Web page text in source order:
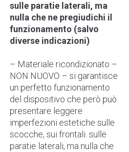
sulle paratie laterali, ma
nulla che ne pregiudichi il
funzionamento (salvo
diverse indicazioni)
– Materiale ricondizionato –
NON NUOVO – si garantisce
un perfetto funzionamento
del dispositivo che però può
presentare leggere
imperfezioni estetiche sulle
scocche, sui frontali. sulle
paratie laterali, ma nulla che